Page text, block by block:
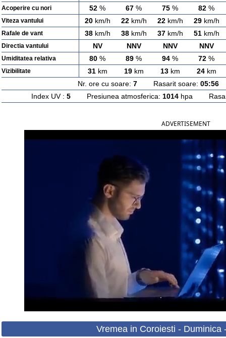
Acoperire cu nori 52 % 67 % 75 % 82 %
Viteza vantului 20km/h 22km/h 22km/h 29km/h
Rafale de vant 38km/h 38km/h 37km/h 51km/h
Directia vantului NV NNV NNV NNV
Umiditatea relativa 80 % 89 % 94 % 72 %
Vizibilitate 31km 19km 13km 24km
Nr. ore cu soare: 7Rasarit soare: 05:56
Index UV : 5Presiunea atmosferica: 1014hpa
ADVERTISEMENT
Vremea in Coroiesti - Duminica